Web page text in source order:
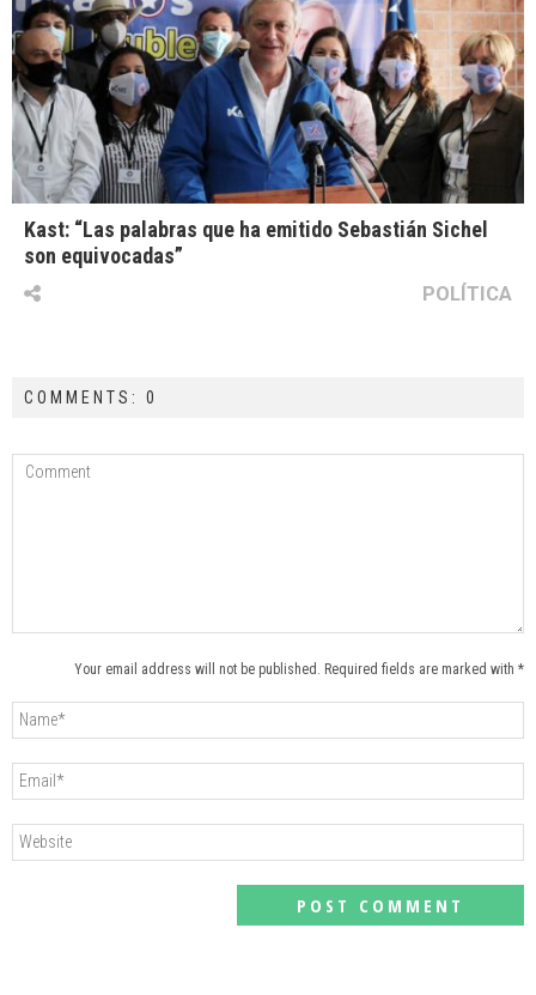
Kast: “Las palabras que ha emitido Sebastián Sichel
son equivocadas”
POLÍTICA
COMMENTS: 0
Your email address will not be published. Required fields are marked with *